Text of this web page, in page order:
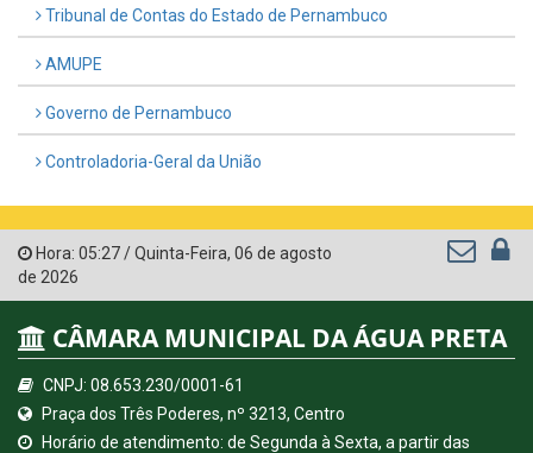
Tribunal de Contas do Estado de Pernambuco
AMUPE
Governo de Pernambuco
Controladoria-Geral da União
Hora: 05:27/Quinta-Feira, 06 de agosto
de 2026
CÂMARA MUNICIPAL DA ÁGUA PRETA
CNPJ: 08.653.230/0001-61
Praça dos Três Poderes, nº 3213, Centro
Horário de atendimento: de Segunda à Sexta, a partir das